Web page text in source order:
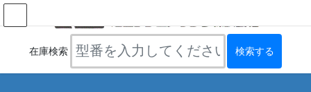
コ
ナ
在庫検索